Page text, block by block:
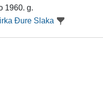
1960. g.
Đure Slaka